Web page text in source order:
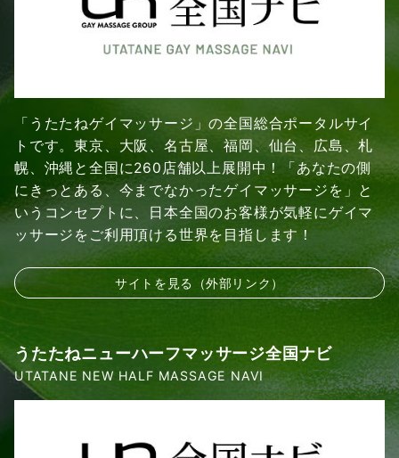
「うたたねゲイマッサージ」の全国総合ポータルサイ
トです。東京、大阪、名古屋、福岡、仙台、広島、札
幌、沖縄と全国に260店舗以上展開中！「あなたの側
にきっとある、今までなかったゲイマッサージを」と
いうコンセプトに、日本全国のお客様が気軽にゲイマ
ッサージをご利用頂ける世界を目指します！
サイトを見る（外部リンク）
うたたねニューハーフマッサージ全国ナビ
UTATANE NEW HALF MASSAGE NAVI